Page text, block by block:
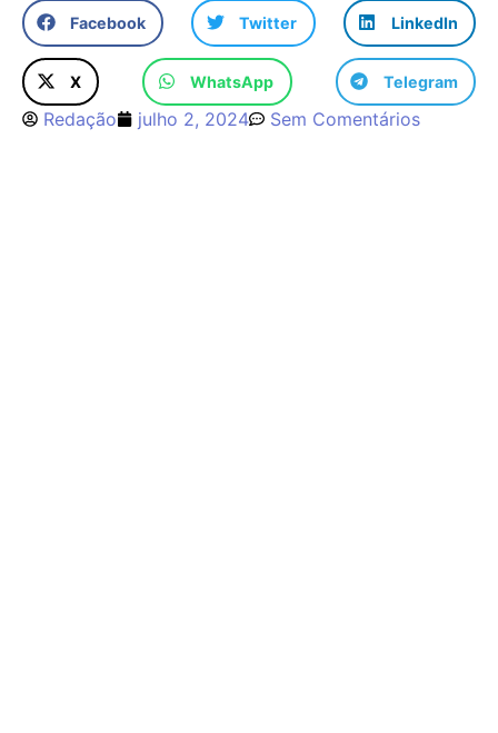
Facebook Twitter LinkedIn
X WhatsApp Telegram
Redação julho 2, 2024 Sem Comentários